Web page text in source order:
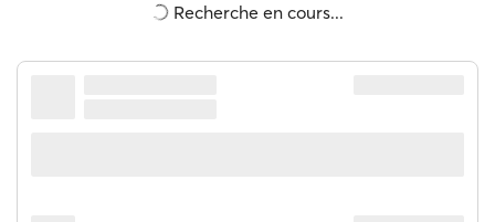
Recherche en cours...